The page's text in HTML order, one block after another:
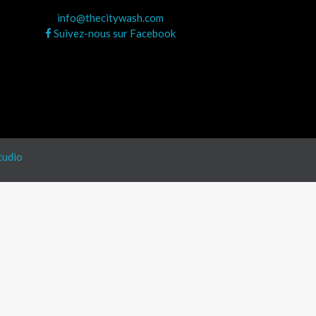
info@thecitywash.com
Suivez-nous sur Facebook